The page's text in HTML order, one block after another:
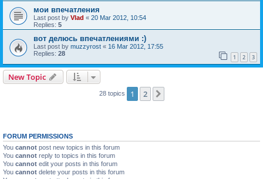
мои впечатления
Last post by Vlad « 20 Mar 2012, 10:54
Replies: 5
вот делюсь впечатлениями :)
Last post by muzzyrost « 16 Mar 2012, 17:55
Replies: 28 1 2 3
New Topic
28 topics 1 2
FORUM PERMISSIONS
You cannot post new topics in this forum
You cannot reply to topics in this forum
You cannot edit your posts in this forum
You cannot delete your posts in this forum